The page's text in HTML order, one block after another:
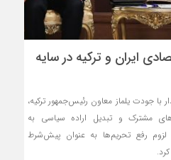
ایران و ترکیه در سایه
با جودت یلماز معاون رئیس‌جمهور ترکیه،
مشترک و تبدیل اراده سیاسی به
لزوم رفع تحریم‌ها به عنوان پیش‌شرط